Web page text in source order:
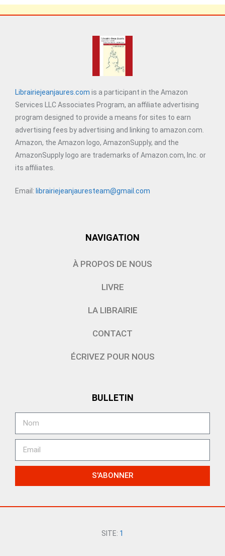
Librairiejeanjaures.com is a participant in the Amazon
Services LLC Associates Program, an affiliate advertising
program designed to provide a means for sites to earn
advertising fees by advertising and linking to amazon.com.
Amazon, the Amazon logo, AmazonSupply, and the
AmazonSupply logo are trademarks of Amazon.com, Inc. or
its affiliates.
Email: librairiejeanjauresteam@gmail.com
NAVIGATION
À PROPOS DE NOUS
LIVRE
LA LIBRAIRIE
CONTACT
ÉCRIVEZ POUR NOUS
BULLETIN
S'ABONNER
SITE: 1